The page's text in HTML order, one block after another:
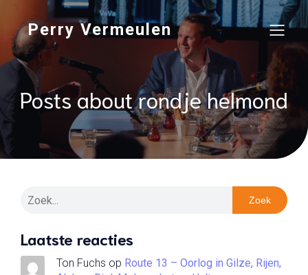
Perry Vermeulen
Posts about rondje helmond
Zoek
Laatste reacties
Ton Fuchs op Route 13 – Oorlog in Gilze, Rijen,